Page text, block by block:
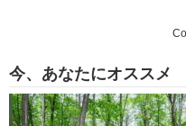
今、あなたにオススメ